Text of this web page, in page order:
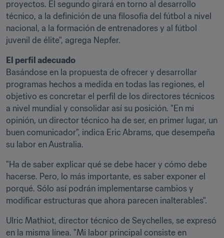
proyectos. El segundo girará en torno al desarrollo
técnico, a la definición de una filosofía del fútbol a nivel
nacional, a la formación de entrenadores y al fútbol
juvenil de élite", agrega Nepfer.
El perfil adecuado
Basándose en la propuesta de ofrecer y desarrollar
programas hechos a medida en todas las regiones, el
objetivo es concretar el perfil de los directores técnicos
a nivel mundial y consolidar así su posición. "En mi
opinión, un director técnico ha de ser, en primer lugar, un
buen comunicador", indica Eric Abrams, que desempeña
su labor en Australia.
"Ha de saber explicar qué se debe hacer y cómo debe
hacerse. Pero, lo más importante, es saber exponer el
porqué. Sólo así podrán implementarse cambios y
modificar estructuras que ahora parecen inalterables".
Ulric Mathiot, director técnico de Seychelles, se expresó
en la misma línea. "Mi labor principal consiste en